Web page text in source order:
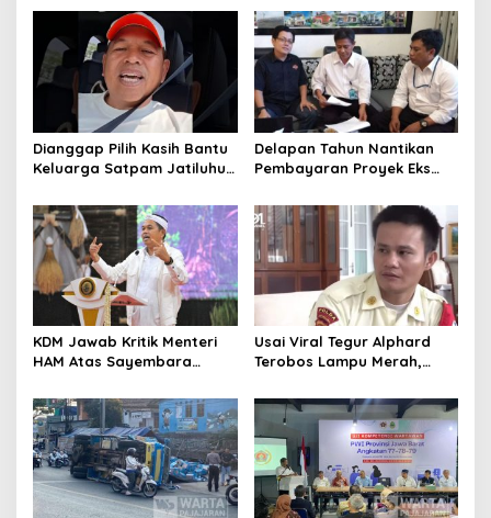
Penyelesaian Sampah
Bandung Raya
Pertumbuhan Ekonomi
Dianggap Pilih Kasih Bantu
Keluarga Satpam Jatiluhur
Penjelasan Dedi Mulyadi
Delapan Tahun Nantikan
Pembayaran Proyek Eks
Tasikmalaya Akui Merugi 3,9
Miliar
KDM Jawab Kritik Menteri
HAM Atas Sayembara
Pelaku Kejahatan
Usai Viral Tegur Alphard
Terobos Lampu Merah,
Jadi Satpam Gedung Sate